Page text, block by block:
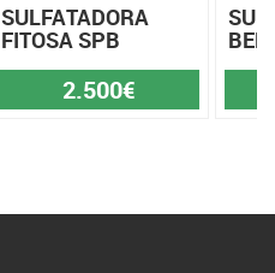
SULFATADORA
FITOSA SPB
2.500€